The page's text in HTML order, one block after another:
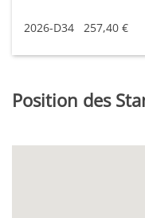
2026-D34 257,40 €
Position des